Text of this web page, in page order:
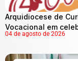
Arquidiocese de
Vocacional em
04 de agosto de 2026